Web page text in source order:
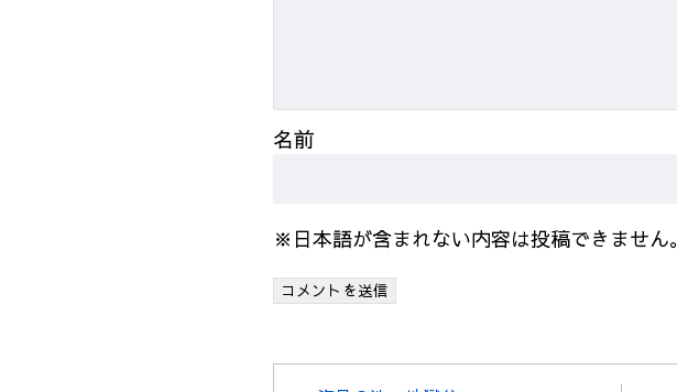
名前
※日本語が含まれない内容は投稿できません。